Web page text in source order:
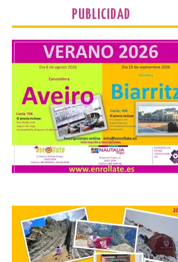
Turismo de Extremadura
impulsa nuevas
iniciativas relacionadas
con el trío de eclipses para
afianzar a Extremadura
como referente en
astroturismo
8 Ago 2026
Extremadura cuenta con
uno de los cielos
de Europa, un recurso
natural que permite disfrutar de
actividades de astroturismo durante todo
el año. La Dirección General de Turismo
ha puesto en marcha diversas iniciativas
relacionadas […]
PUBLICIDAD